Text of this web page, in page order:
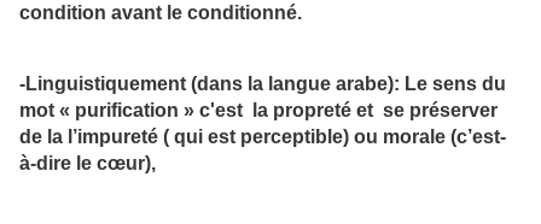
condition avant le conditionné.
-Linguistiquement (dans la langue arabe): Le sens du
mot « purification » c'est la propreté et se préserver
de la l’impureté ( qui est perceptible) ou morale (c’est-
à-dire le cœur),